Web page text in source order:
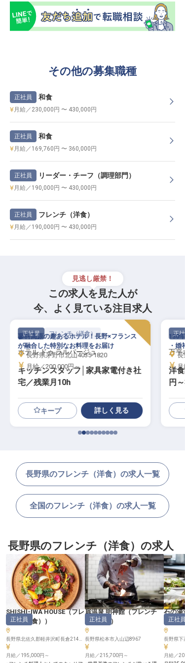
その他の募集職種
正社員 和食
月給／230,000円 〜 430,000円
正社員 和食
月給／169,760円 〜 360,000円
正社員 リーダー・チーフ（調理部門）
月給／190,000円 〜 430,000円
正社員 フレンチ（洋食）
月給／190,000円 〜 430,000円
見逃し厳禁！
この求人を見た人が
今、よく見ている注目求人
正社員 フレンチ（洋食）
ホテル ドゥ ラルパージュ
キッチンスタッフ│家具家電付き社
宅／残業月10h
蓼科高原の趣あるホテル！長野×フランス
が融合した特別なお料理をお届け
長野県茅野市北山4035-1820
月給／200,000円～
キープ 詳しく見る
正社
万平
洋
円
130
・婚
長
長野県のフレンチ（洋食）の求人一覧
全国のフレンチ（洋食）の求人一覧
長野県のフレンチ（洋食）の求人
SHISHI-IWA HOUSE（フレ
ンチ（洋食）
）
正社員
月給／195,000円～
扉温泉 明神館（フレンチ
（洋食） ）
正社員
長野県松本市入山辺8967
月給／215,700円～
石の湯
（フレ
正社員
長野県下
月給／